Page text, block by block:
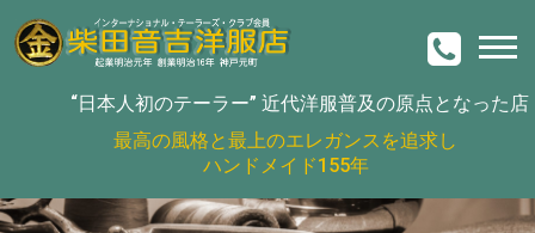
“日本人初のテーラー” 近代洋服普及の原点となった店
最高の風格と最上のエレガンスを追求し
ハンドメイド155年